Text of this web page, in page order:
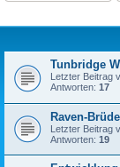
Tunbridge
Letzter Beitrag
Antworten: 17
Raven-
Letzter Beitrag
Antworten: 19